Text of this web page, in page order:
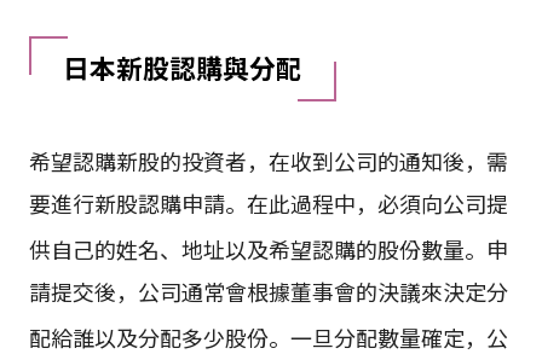
日本新股認購與分配
希望認購新股的投資者，在收到公司的通知後，需
要進行新股認購申請。在此過程中，必須向公司提
供自己的姓名、地址以及希望認購的股份數量。申
請提交後，公司通常會根據董事會的決議來決定分
配給誰以及分配多少股份。一旦分配數量確定，公